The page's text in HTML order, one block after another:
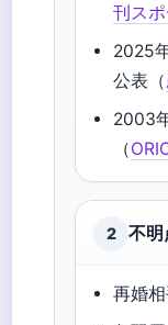
刊ス
2025
公表（
2003
（
2 不明
再婚相